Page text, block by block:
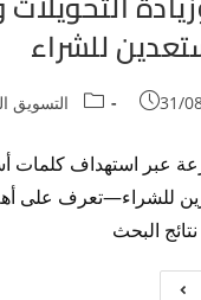
للشراء
31/ التسويق
عبر استهداف كلمات
للشراء—تعرف على
البحث